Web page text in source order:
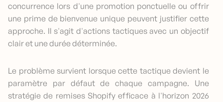
concurrence lors d'une promotion ponctuelle ou offrir
une prime de bienvenue unique peuvent justifier cette
approche. Il s'agit d'actions tactiques avec un objectif
clair et une durée déterminée.
Le problème survient lorsque cette tactique devient le
paramètre par défaut de chaque campagne. Une
stratégie de remises Shopify efficace à l'horizon 2026